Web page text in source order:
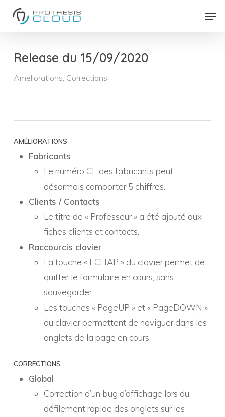
contentRelease du 15/09/2020
Améliorations, Corrections
AMÉLIORATIONS
Fabricants
Le numéro CE des fabricants peut
désormais comporter 5 chiffres.
Clients / Contacts
Le titre de « Professeur » a été ajouté aux
fiches clients et contacts.
Raccourcis clavier
La touche « ECHAP » du clavier permet de
quitter le formulaire en cours, sans
sauvegarder.
Les touches « PageUP » et « PageDOWN »
du clavier permettent de naviguer dans les
onglets de la page en cours.
CORRECTIONS
Global
Correction d’un bug d’affichage lors du
défilement rapide des onglets sur les